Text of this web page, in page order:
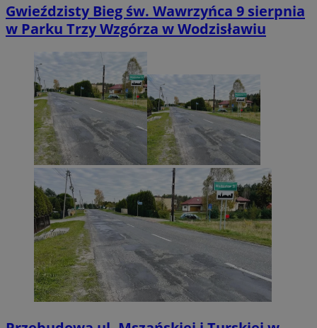
Gwieździsty Bieg św. Wawrzyńca 9 sierpnia
w Parku Trzy Wzgórza w Wodzisławiu